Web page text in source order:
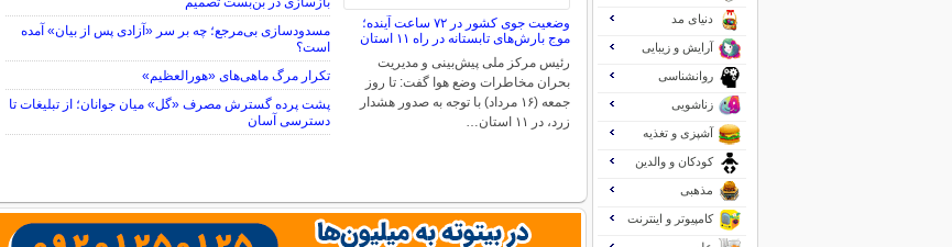
وضعیت جوی کشور در ۷۲ ساعت آینده؛
موج بارش‌های تابستانه در راه ۱۱ استان
رئیس مرکز ملی پیش‌بینی و مدیریت
بحران مخاطرات وضع هوا گفت: تا روز
جمعه (۱۶ مرداد) با توجه به صدور هشدار
زرد، در ۱۱ استان…
مسدودسازی بی‌مرجع؛ چه بر سر «آزادی پس از بیان» آمده
است؟
تکرار مرگ ماهی‌های «هورالعظیم»
پشت پرده گسترش مصرف «گل» میان جوانان؛ از تبلیغات تا
دسترسی آسان
دنیای مد
آرایش و زیبایی
روانشناسی
زناشویی
آشپزی و تغذیه
کودکان و والدین
مذهبی
کامپیوتر و اینترنت